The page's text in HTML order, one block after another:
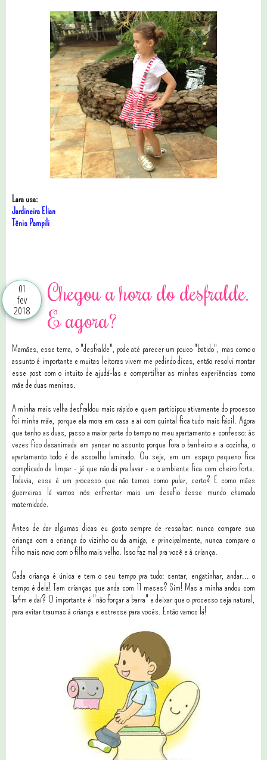
Lara usa:
Jardineira Elian
Tênis Pampili
01
fev
2018
Chegou a hora do desfralde.
E agora?
Mamães, esse tema, o "desfralde", pode até parecer um pouco "batido", mas como o
assunto é importante e muitas leitoras vivem me pedindo dicas, então resolvi montar
esse post com o intuito de ajudá-las e compartilhar as minhas experiências como
mãe de duas meninas.
A minha mais velha desfraldou mais rápido e quem participou ativamente do processo
foi minha mãe, porque ela mora em casa e aí com quintal fica tudo mais fácil. Agora
que tenho as duas, passo a maior parte do tempo no meu apartamento e confesso: às
vezes fico desanimada em pensar no assunto porque fora o banheiro e a cozinha, o
apartamento todo é de assoalho laminado. Ou seja, em um espaço pequeno fica
complicado de limpar - já que não dá pra lavar - e o ambiente fica com cheiro forte.
Todavia, esse é um processo que não temos como pular, certo? E como mães
guerreiras lá vamos nós enfrentar mais um desafio desse mundo chamado
maternidade.
Antes de dar algumas dicas eu gosto sempre de ressaltar: nunca compare sua
criança com a criança do vizinho ou da amiga, e principalmente, nunca compare o
filho mais novo com o filho mais velho. Isso faz mal pra você e à criança.
Cada criança é única e tem o seu tempo pra tudo: sentar, engatinhar, andar... o
tempo é dela! Tem crianças que anda com 11 meses? Sim! Mas a minha andou com
1a4m e daí? O importante é "não forçar a barra" e deixar que o processo seja natural,
para evitar traumas à criança e estresse para vocês. Então vamos lá!